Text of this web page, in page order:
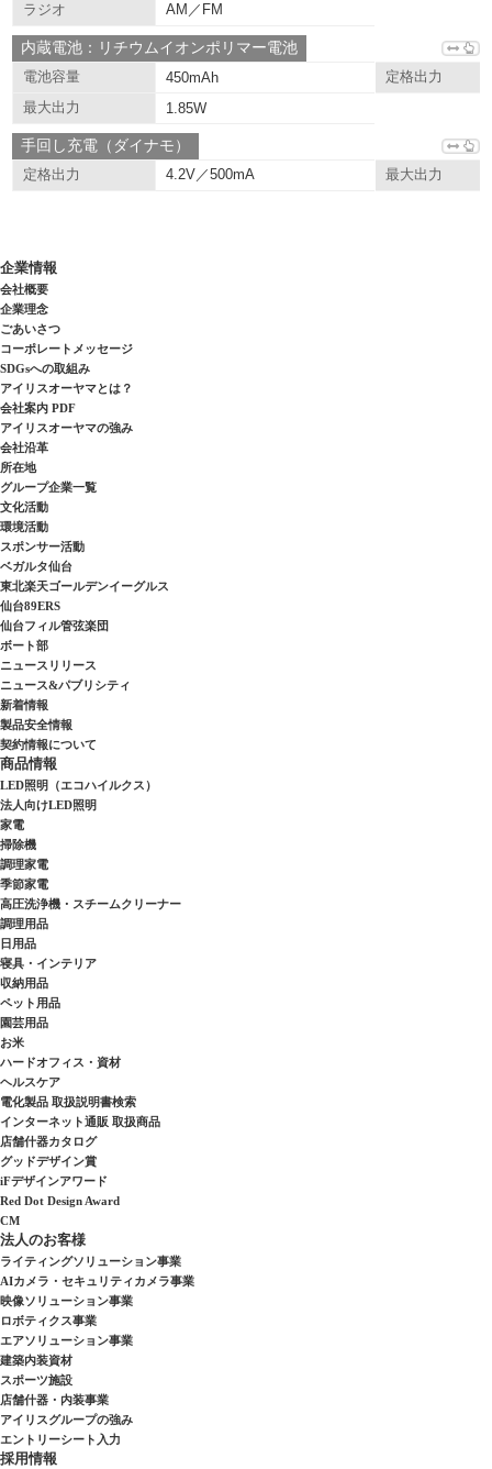
ラジオ AM／FM
内蔵電池：リチウムイオンポリマー電池
電池容量 450mAh
定格出力
最大出力
1.85W
手回し充電（ダイナモ）
定格出力 4.2V／500mA 最大出力
企業情報
会社概要
企業理念
ごあいさつ
コーポレートメッセージ
SDGsへの取組み
アイリスオーヤマとは？
会社案内 PDF
アイリスオーヤマの強み
会社沿革
所在地
グループ企業一覧
文化活動
環境活動
スポンサー活動
ベガルタ仙台
東北楽天ゴールデンイーグルス
仙台89ERS
仙台フィル管弦楽団
ボート部
ニュースリリース
ニュース&パブリシティ
新着情報
製品安全情報
契約情報について
商品情報
LED照明（エコハイルクス）
法人向けLED照明
家電
掃除機
調理家電
季節家電
高圧洗浄機・スチームクリーナー
調理用品
日用品
寝具・インテリア
収納用品
ペット用品
園芸用品
お米
ハードオフィス・資材
ヘルスケア
電化製品 取扱説明書検索
インターネット通販 取扱商品
店舗什器カタログ
グッドデザイン賞
iFデザインアワード
Red Dot Design Award
CM
法人のお客様
ライティングソリューション事業
AIカメラ・セキュリティカメラ事業
映像ソリューション事業
ロボティクス事業
エアソリューション事業
建築内装資材
スポーツ施設
店舗什器・内装事業
アイリスグループの強み
エントリーシート入力
採用情報